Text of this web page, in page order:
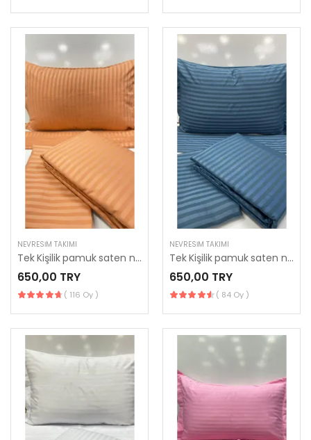
NEVRESIM TAKIMI
Tek Kişilik pamuk saten nevresim takımı
650,00 TRY
( 116 Oy )
NEVRESIM TAKIMI
Tek Kişilik pamuk saten nevresim takımı
650,00 TRY
( 84 Oy )